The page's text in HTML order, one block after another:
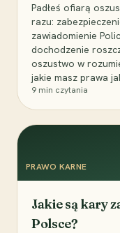
Padłeś ofiarą
razu:
zawiadomienie
dochodzenie
oszustwo w
jakie masz prawa
9 min czytania
PRAWO KARNE
Jakie są kary
Polsce?